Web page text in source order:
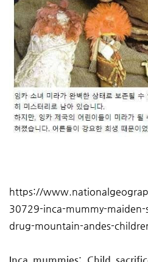
https://
30729-inca-mummy-maiden-
drug-mountain-andes-